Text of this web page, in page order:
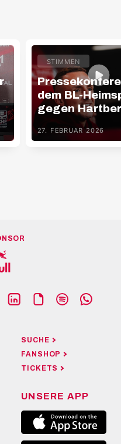
STIMMEN
dem BL-
gegen
27. FEBRUAR 2026
SUCHE
FANSHOP
TICKETS
UNSERE APP